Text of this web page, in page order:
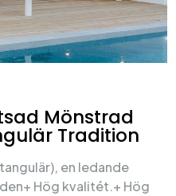
Mönstrad
Tradition
en ledande
Hög kvalitét.+ Hög